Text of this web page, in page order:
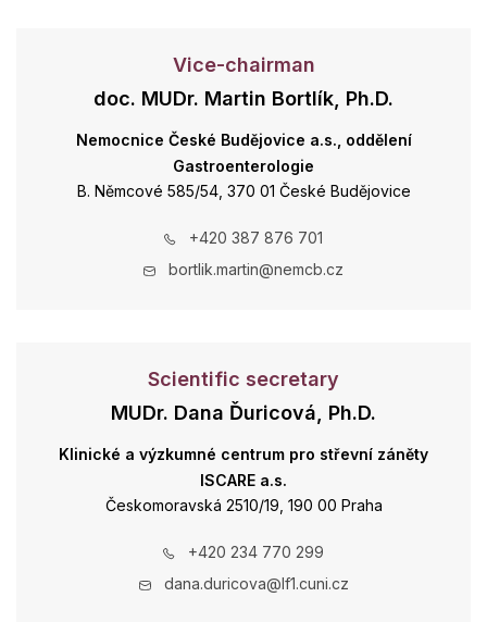
Vice-chairman
doc. MUDr. Martin Bortlík, Ph.D.
Nemocnice České Budějovice a.s., oddělení
Gastroenterologie
B. Němcové 585/54, 370 01 České Budějovice
+420 387 876 701
bortlik.martin@nemcb.cz
Scientific secretary
MUDr. Dana Ďuricová, Ph.D.
Klinické a výzkumné centrum pro střevní záněty
ISCARE a.s.
Českomoravská 2510/19, 190 00 Praha
+420 234 770 299
dana.duricova@lf1.cuni.cz